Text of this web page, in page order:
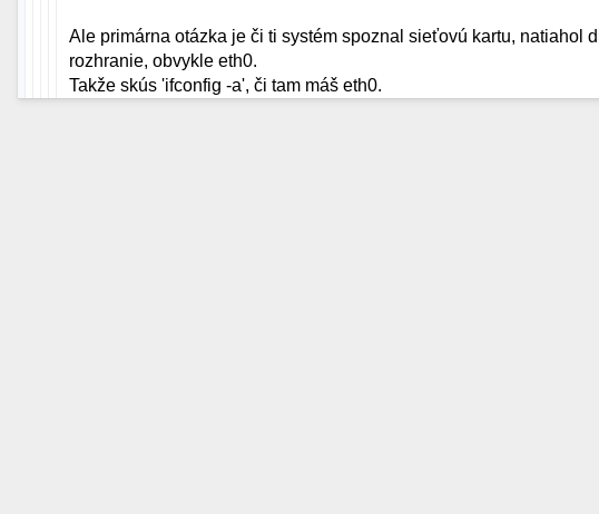
Ale primárna otázka je či ti systém spoznal sieťovú kartu, natiahol
rozhranie, obvykle eth0.
Takže skús 'ifconfig -a', či tam máš eth0.